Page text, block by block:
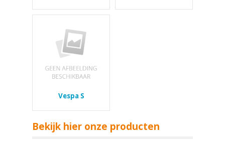
Vespa S
Bekijk hier onze producten